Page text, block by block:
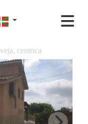
centrica